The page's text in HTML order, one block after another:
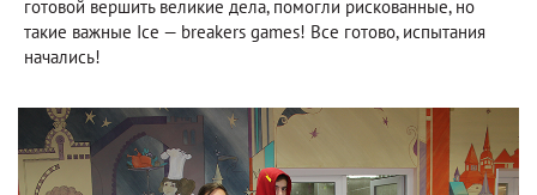
готовой вершить великие дела, помогли рискованные, но
такие важные Ice — breakers games! Все готово, испытания
начались!